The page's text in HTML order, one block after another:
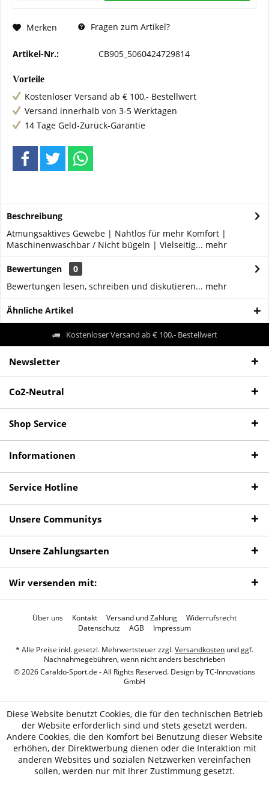
Merken Fragen zum Artikel?
Artikel-Nr.: CB905_5060424729814
Vorteile
Kostenloser Versand ab € 100,- Bestellwert
Versand innerhalb von 3-5 Werktagen
14 Tage Geld-Zurück-Garantie
Beschreibung
Atmungsaktives Gewebe | Nahtlos für mehr Komfort |
Maschinenwaschbar / Nicht bügeln | Vielseitig... mehr
Bewertungen
0
Bewertungen lesen, schreiben und diskutieren... mehr
Ähnliche Artikel
Kostenloser Versand ab € 100,- Bestellwert
Newsletter
Co2-Neutral
Shop Service
Informationen
Service Hotline
Unsere Communitys
Unsere Zahlungsarten
Wir versenden mit:
Über uns Kontakt Versand und Zahlung
Widerrufsrecht
Datenschutz
AGB Impressum
* Alle Preise inkl. gesetzl. Mehrwertsteuer zzgl.Versandkosten und ggf.
Nachnahmegebühren, wenn nicht anders beschrieben
© 2026 Caraldo-Sport.de - All Rights Reserved. Design byTC-Innovations
GmbH
Diese Website benutzt Cookies, die für den technischen Betrieb
der Website erforderlich sind und stets gesetzt werden.
Andere Cookies, die den Komfort bei Benutzung dieser Website
erhöhen, der Direktwerbung dienen oder die Interaktion mit
anderen Websites und sozialen Netzwerken vereinfachen
sollen, werden nur mit Ihrer Zustimmung gesetzt.